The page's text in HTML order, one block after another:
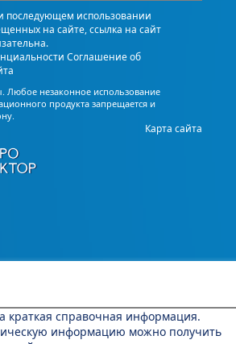
последующем использовании
на сайте, ссылка на сайт
Соглашение об
Любое незаконное использование
продукта запрещается и
Карта сайта
краткая справочная информация.
информацию можно получить